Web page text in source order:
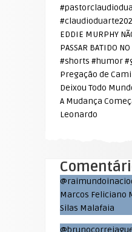
EDDIE MURPHY
PASSAR BATIDO
#shorts #humor
Pregação de
Deixou Todo
A Mudança
Leonardo
Marcos Feliciano
Silas Malafaia